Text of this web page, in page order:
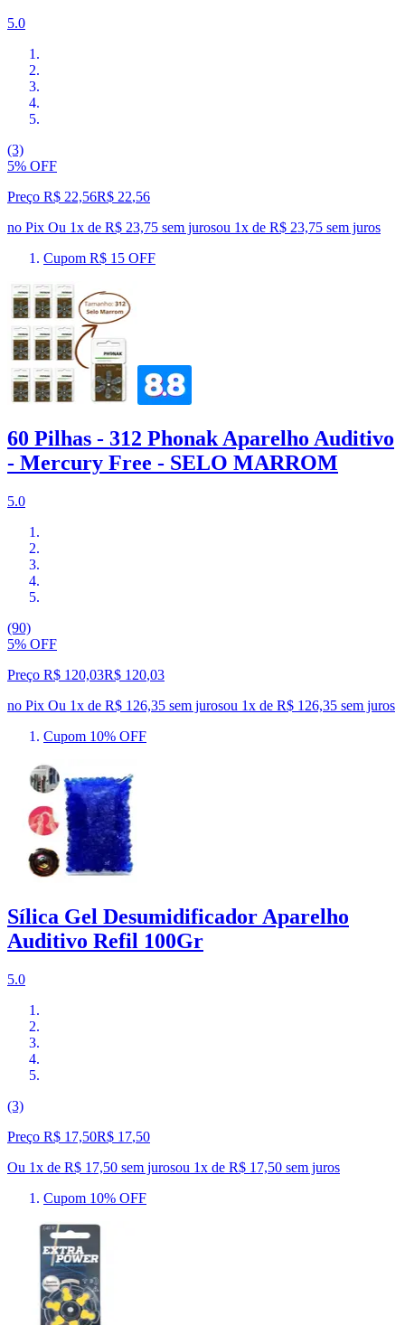
5.0
(3)
5% OFF
Preço R$ 22,56R$ 22,56
no Pix Ou 1x de R$ 23,75 sem jurosou 1x de R$ 23,75 sem juros
Cupom R$ 15 OFF
60 Pilhas - 312 Phonak Aparelho Auditivo
- Mercury Free - SELO MARROM
5.0
(90)
5% OFF
Preço R$ 120,03R$ 120,03
no Pix Ou 1x de R$ 126,35 sem jurosou 1x de R$ 126,35 sem juros
Cupom 10% OFF
Sílica Gel Desumidificador Aparelho
Auditivo Refil 100Gr
5.0
(3)
Preço R$ 17,50R$ 17,50
Ou 1x de R$ 17,50 sem jurosou 1x de R$ 17,50 sem juros
Cupom 10% OFF